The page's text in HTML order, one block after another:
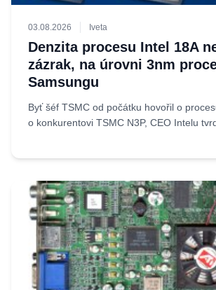
03.08.2026 Iveta
Denzita procesu Intel 18A
zázrak, na úrovni 3nm
Samsungu
Byť šéf TSMC od počátku hovořil o
o konkurentovi TSMC N3P, CEO Intelu